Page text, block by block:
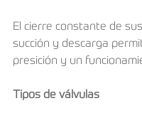
El cierre constante de
succión y descarga
presición y un
Tipos de válvulas